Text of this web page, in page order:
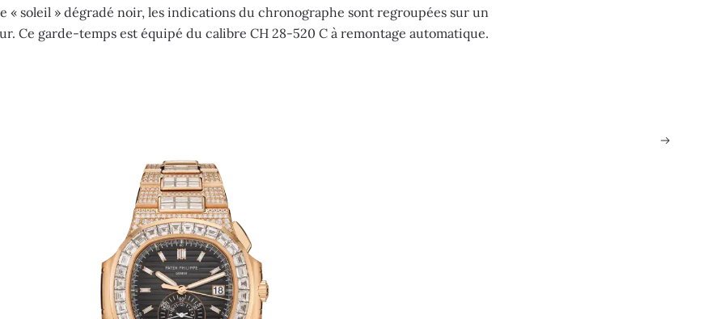
« soleil » dégradé noir, les indications du chronographe sont regroupées sur un
Ce garde-temps est équipé du calibre CH 28-520 C à remontage automatique.